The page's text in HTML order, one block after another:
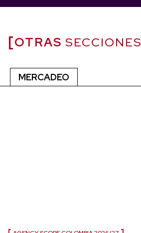
OTRAS SECCIONES
MERCADEO